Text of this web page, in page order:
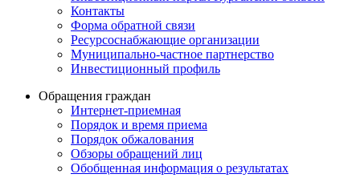
Контакты
Форма обратной связи
Ресурсоснабжающие организации
Муниципально-частное партнерство
Инвестиционный профиль
Обращения граждан
Интернет-приемная
Порядок и время приема
Порядок обжалования
Обзоры обращений лиц
Обобщенная информация о результатах